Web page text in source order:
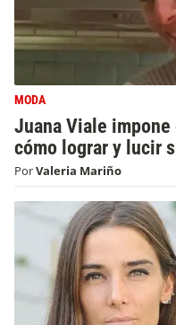
MODA
Juana Viale
cómo lograr y lucir
PorValeria Mariño